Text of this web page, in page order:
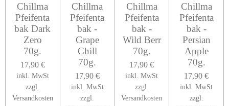
Chillma
Pfeifenta
bak Dark
Zero
70g.
17,90 €
inkl. MwSt
zzgl.
Versandkosten
Chillma
Pfeifenta
bak -
Grape
Chill
70g.
17,90 €
inkl. MwSt
zzgl.
Chillma
Pfeifenta
bak -
Wild Berr
70g.
17,90 €
inkl. MwSt
zzgl.
Versandkosten
Chillma
Pfeifenta
bak -
Persian
Apple
70g.
17,90 €
inkl. MwSt
zzgl.